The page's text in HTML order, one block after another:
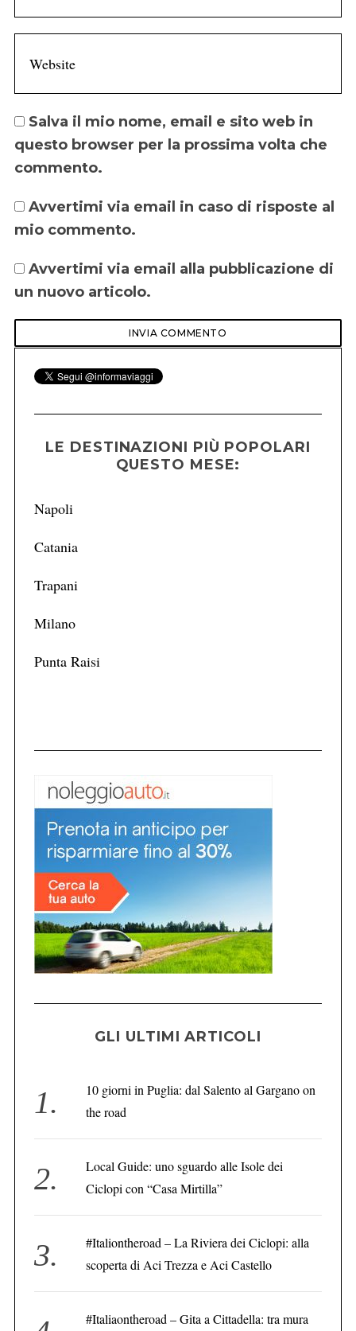
Salva il mio nome, email e sito web in
questo browser per la prossima volta che
commento.
Avvertimi via email in caso di risposte al
mio commento.
Avvertimi via email alla pubblicazione di
un nuovo articolo.
LE DESTINAZIONI PIÙ POPOLARI
QUESTO MESE:
Napoli
Catania
Trapani
Milano
Punta Raisi
GLI ULTIMI ARTICOLI
10 giorni in Puglia: dal Salento al Gargano on
the road
Local Guide: uno sguardo alle Isole dei
Ciclopi con “Casa Mirtilla”
#Italiontheroad – La Riviera dei Ciclopi: alla
scoperta di Aci Trezza e Aci Castello
#Italiaontheroad – Gita a Cittadella: tra mura